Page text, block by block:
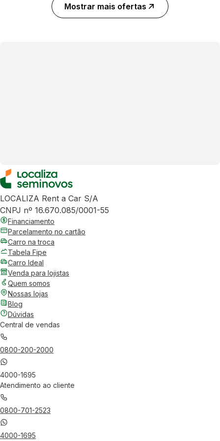
Mostrar mais ofertas
LOCALIZA Rent a Car S/A
CNPJ nº 16.670.085/0001-55
Financiamento
Parcelamento no cartão
Carro na troca
Tabela Fipe
Carro Ideal
Venda para lojistas
Quem somos
Nossas lojas
Blog
Dúvidas
Central de vendas
0800-200-2000
4000-1695
Atendimento ao cliente
0800-701-2523
4000-1695